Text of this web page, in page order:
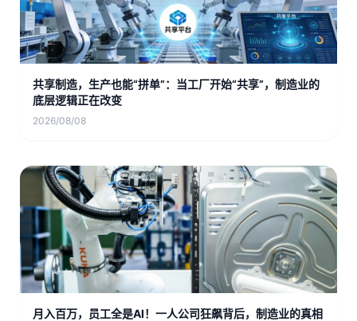
共享制造，生产也能“拼单”：当工厂开始“共享”，制造业的
底层逻辑正在改变
2026/08/08
月入百万，员工全是AI！一人公司狂飙背后，制造业的真相